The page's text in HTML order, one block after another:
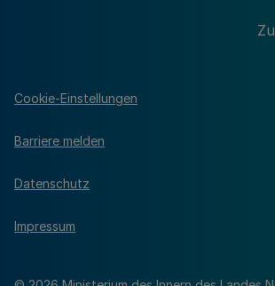
Cookie-Einstellungen
Barriere melden
Datenschutz
Impressum